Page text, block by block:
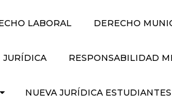
LABORAL DERECHO
JURÍDICA RESPONSABILIDAD
NUEVA JURÍDICA ESTUDIANTES